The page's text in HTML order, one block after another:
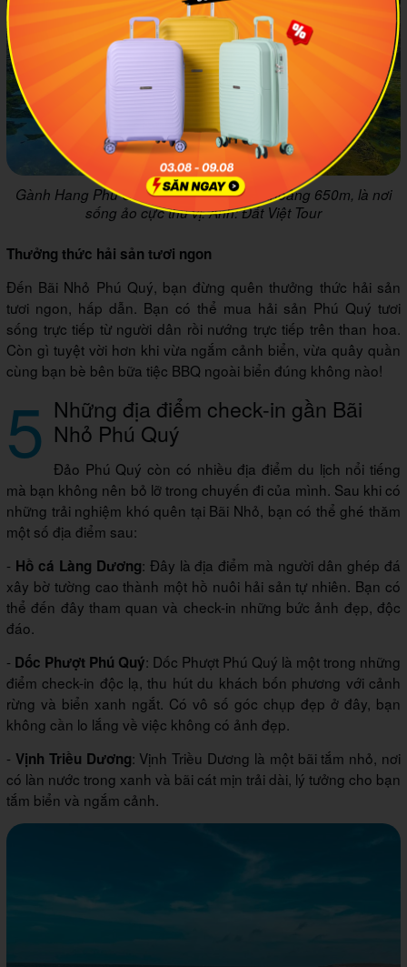
Gành Hang Phú Quý chỉ cách Bãi Nhỏ khoảng 650m, là nơi
sống ảo cực thú vị. Ảnh: Đất Việt Tour
Thưởng thức hải sản tươi ngon
Đến Bãi Nhỏ Phú Quý, bạn đừng quên thưởng thức hải sản
tươi ngon, hấp dẫn. Bạn có thể mua hải sản Phú Quý tươi
sống trực tiếp từ người dân rồi nướng trực tiếp trên than hoa.
Còn gì tuyệt vời hơn khi vừa ngắm cảnh biển, vừa quây quần
cùng bạn bè bên bữa tiệc BBQ ngoài biển đúng không nào!
5 Những địa điểm check-in gần Bãi
Nhỏ Phú Quý
Đảo Phú Quý còn có nhiều địa điểm du lịch nổi tiếng
mà bạn không nên bỏ lỡ trong chuyến đi của mình. Sau khi có
những trải nghiệm khó quên tại Bãi Nhỏ, bạn có thể ghé thăm
một số địa điểm sau:
- Hồ cá Làng Dương: Đây là địa điểm mà người dân ghép đá
xây bờ tường cao thành một hồ nuôi hải sản tự nhiên. Bạn có
thể đến đây tham quan và check-in những bức ảnh đẹp, độc
đáo.
- Dốc Phượt Phú Quý: Dốc Phượt Phú Quý là một trong những
điểm check-in độc lạ, thu hút du khách bốn phương với cảnh
rừng và biển xanh ngắt. Có vô số góc chụp đẹp ở đây, bạn
không cần lo lắng về việc không có ảnh đẹp.
- Vịnh Triều Dương: Vịnh Triều Dương là một bãi tắm nhỏ, nơi
có làn nước trong xanh và bãi cát mịn trải dài, lý tưởng cho bạn
tắm biển và ngắm cảnh.